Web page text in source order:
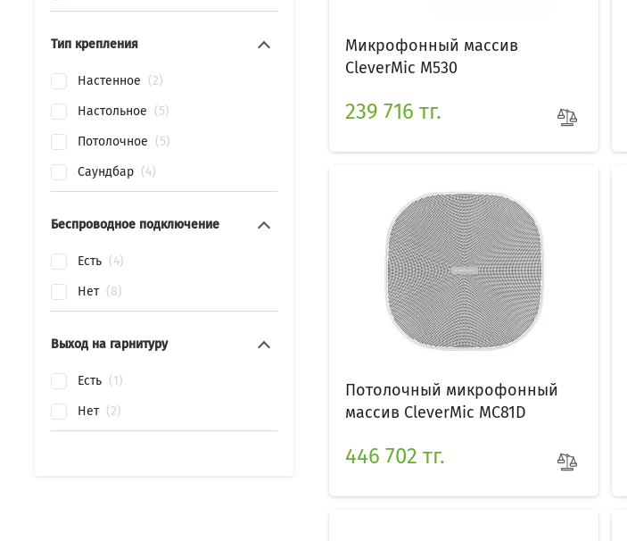
Тип крепления
Настенное
2
Настольное
5
Потолочное
5
Саундбар
4
Беспроводное подключение
Есть
4
Нет
8
Выход на гарнитуру
Есть
1
Нет
2
Микрофонный массив
CleverMic M530
239 716 тг.
Потолочный микрофонный
массив CleverMic MC81D
446 702 тг.